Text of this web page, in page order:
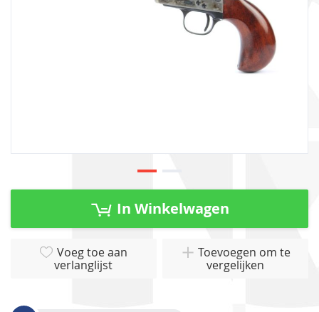
Ga
In Winkelwagen
Voeg toe aan
verlanglijst
Toevoegen om te
vergelijken